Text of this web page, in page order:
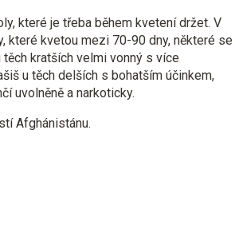
které je třeba během kvetení držet. V
které kvetou mezi 70-90 dny, některé se
kratších velmi vonný s více
u těch delších s bohatším účinkem,
uvolněně a narkoticky.
Afghánistánu.